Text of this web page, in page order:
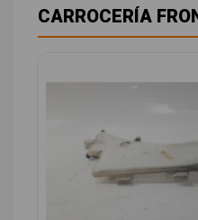
CARROCERÍA